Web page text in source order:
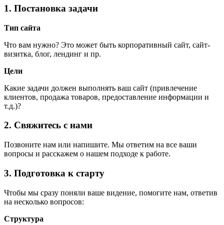
1. Постановка задачи
Тип сайта
Что вам нужно? Это может быть корпоративный сайт, сайт-
визитка, блог, лендинг и пр.
Цели
Какие задачи должен выполнять ваш сайт (привлечение
клиентов, продажа товаров, предоставление информации и
т.д.)?
2. Свяжитесь с нами
Позвоните нам или напишите. Мы ответим на все ваши
вопросы и расскажем о нашем подходе к работе.
3. Подготовка к старту
Чтобы мы сразу поняли ваше видение, помогите нам, ответив
на несколько вопросов:
Структура